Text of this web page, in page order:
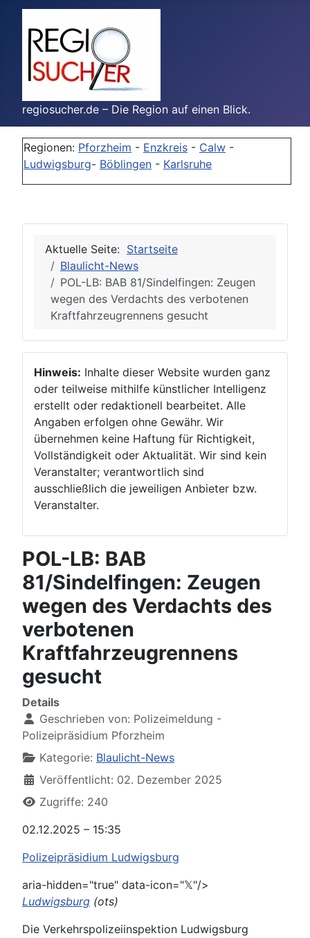
regiosucher.de – Die Region auf einen Blick.
Regionen: Pforzheim - Enzkreis - Calw -
Ludwigsburg- Böblingen - Karlsruhe
Aktuelle Seite: Startseite
Blaulicht-News
POL-LB: BAB 81/Sindelfingen: Zeugen
wegen des Verdachts des verbotenen
Kraftfahrzeugrennens gesucht
Hinweis: Inhalte dieser Website wurden ganz
oder teilweise mithilfe künstlicher Intelligenz
erstellt oder redaktionell bearbeitet. Alle
Angaben erfolgen ohne Gewähr. Wir
übernehmen keine Haftung für Richtigkeit,
Vollständigkeit oder Aktualität. Wir sind kein
Veranstalter; verantwortlich sind
ausschließlich die jeweiligen Anbieter bzw.
Veranstalter.
POL-LB: BAB
81/Sindelfingen: Zeugen
wegen des Verdachts des
verbotenen
Kraftfahrzeugrennens
gesucht
Details
Geschrieben von: Polizeimeldung -
Polizeipräsidium Pforzheim
Kategorie: Blaulicht-News
Veröffentlicht: 02. Dezember 2025
Zugriffe: 240
02.12.2025 – 15:35
Polizeipräsidium Ludwigsburg
aria-hidden="true" data-icon="𝕏"/>
Ludwigsburg (ots)
Die Verkehrspolizeiinspektion Ludwigsburg